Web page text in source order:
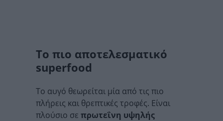
Το πιο αποτελεσματικό
superfood
Το αυγό θεωρείται μία από τις πιο
πλήρεις και θρεπτικές τροφές. Είναι
πλούσιο σε πρωτεΐνη υψηλής